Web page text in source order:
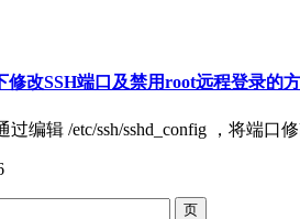
修改SSH端口及禁用root远程登录的
编辑 /etc/ssh/sshd_config ，将端